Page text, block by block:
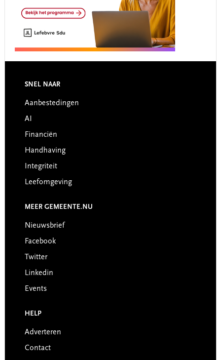
Footer
SNEL NAAR
Aanbestedingen
AI
Financiën
Handhaving
Integriteit
Leefomgeving
MEER GEMEENTE.NU
Nieuwsbrief
Facebook
Twitter
Linkedin
Events
HELP
Adverteren
Contact